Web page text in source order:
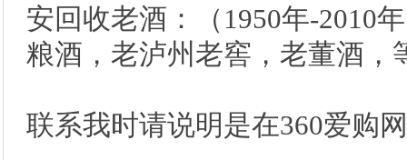
安回收老酒：（1950年-2010
粮酒，老泸州老窖，老董酒，
联系我时请说明是在360爱购